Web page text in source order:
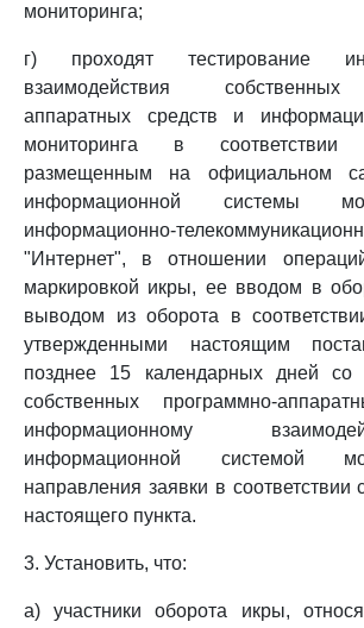
мониторинга;
г) проходят тестирование
взаимодействия
аппаратных средств и
мониторинга в
размещенным на официальном
информационной системы
информационно-
"Интернет", в отношении
маркировкой икры, ее вводом в
выводом из оборота в
утвержденными настоящим
позднее 15 календарных дней со
собственных программно-
информационному
информационной системой
направления заявки в соответствии
настоящего пункта.
3. Установить, что:
а) участники оборота икры,